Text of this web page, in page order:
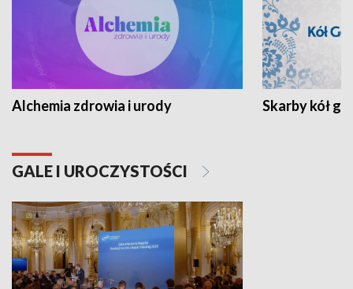
Alchemia zdrowia i urody Skarby kół
GALE I UROCZYSTOŚCI